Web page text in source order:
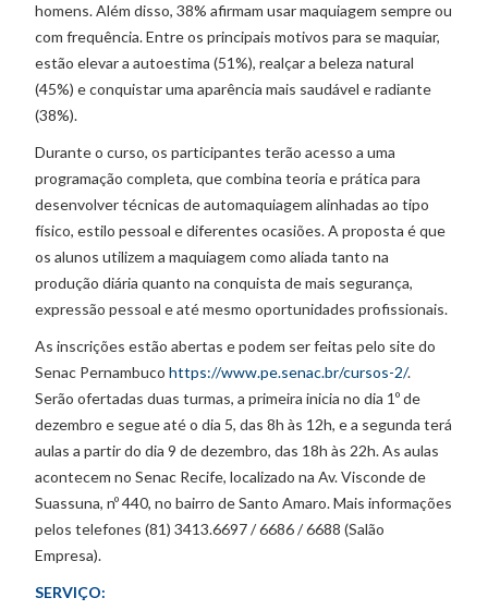
homens. Além disso, 38% afirmam usar maquiagem sempre ou
com frequência. Entre os principais motivos para se maquiar,
estão elevar a autoestima (51%), realçar a beleza natural
(45%) e conquistar uma aparência mais saudável e radiante
(38%).
Durante o curso, os participantes terão acesso a uma
programação completa, que combina teoria e prática para
desenvolver técnicas de automaquiagem alinhadas ao tipo
físico, estilo pessoal e diferentes ocasiões. A proposta é que
os alunos utilizem a maquiagem como aliada tanto na
produção diária quanto na conquista de mais segurança,
expressão pessoal e até mesmo oportunidades profissionais.
As inscrições estão abertas e podem ser feitas pelo site do
Senac Pernambucohttps://www.pe.senac.br/cursos-2/.
Serão ofertadas duas turmas, a primeira inicia no dia 1º de
dezembro e segue até o dia 5, das 8h às 12h, e a segunda terá
aulas a partir do dia 9 de dezembro, das 18h às 22h. As aulas
acontecem no Senac Recife, localizado na Av. Visconde de
Suassuna, nº 440, no bairro de Santo Amaro. Mais informações
pelos telefones (81) 3413.6697 / 6686 / 6688 (Salão
Empresa).
SERVIÇO: